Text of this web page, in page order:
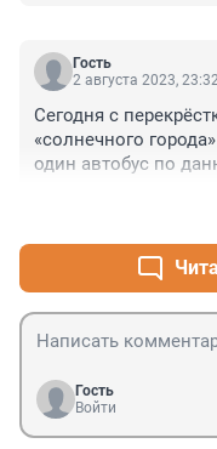
Гость
2 августа 2023,
Сегодня с
«солнечного
один автобус по
Гость
Войти